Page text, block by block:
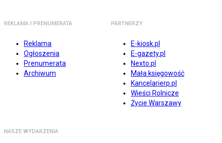
REKLAMA I PRENUMERATA
Reklama
Ogłoszenia
Prenumerata
Archiwum
PARTNERZY
E-kiosk.pl
E-gazety.pl
Nexto.pl
Mała księgowość
Kancelarierp.pl
Wieści Rolnicze
Życie Warszawy
NASZE WYDARZENIA